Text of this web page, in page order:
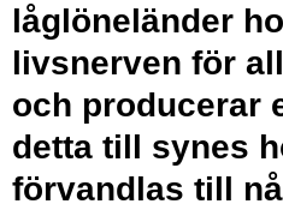
låglöneländer
livsnerven för
och producerar
detta till synes
förvandlas till